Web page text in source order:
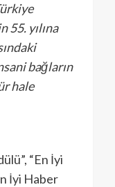
yılına
bağların
hale
“En İyi
İyi Haber